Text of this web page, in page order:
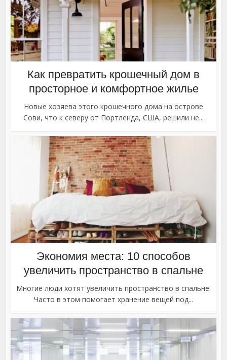
Как превратить крошечный дом в
просторное и комфортное жилье
Новые хозяева этого крошечного дома на острове
Сови, что к северу от Портленда, США, решили не...
Экономия места: 10 способов
увеличить пространство в спальне
Многие люди хотят увеличить пространство в спальне.
Часто в этом помогает хранение вещей под...